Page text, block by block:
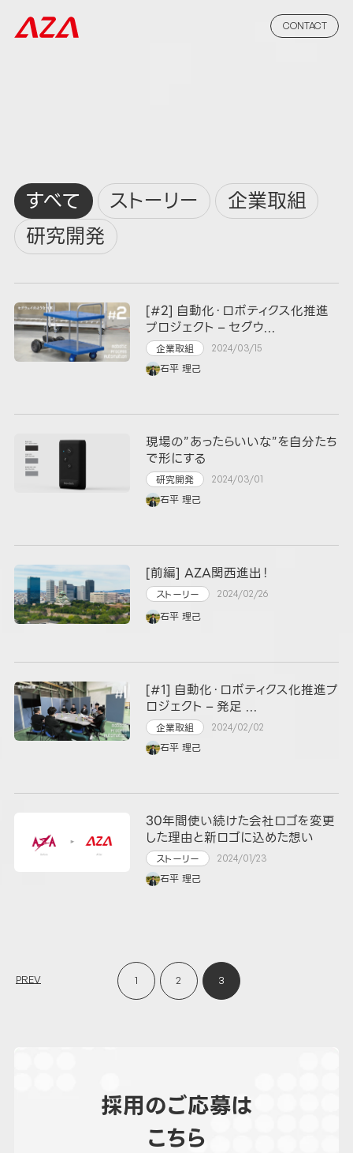
CONTACT
すべて ストーリー
企業取組
研究開発
[#2] 自動化・ロボティクス化推進
プロジェクト – セグウ...
企業取組 2024/03/15
石平 理己
現場の”あったらいいな”を自分たち
で形にする
研究開発 2024/03/01
石平 理己
[前編] AZA関西進出！
ストーリー 2024/02/26
石平 理己
[#1] 自動化・ロボティクス化推進プ
ロジェクト – 発足 ...
企業取組 2024/02/02
石平 理己
30年間使い続けた会社ロゴを変更
した理由と新ロゴに込めた想い
ストーリー 2024/01/23
石平 理己
PREV 1 2 3
採用のご応募は
こちら